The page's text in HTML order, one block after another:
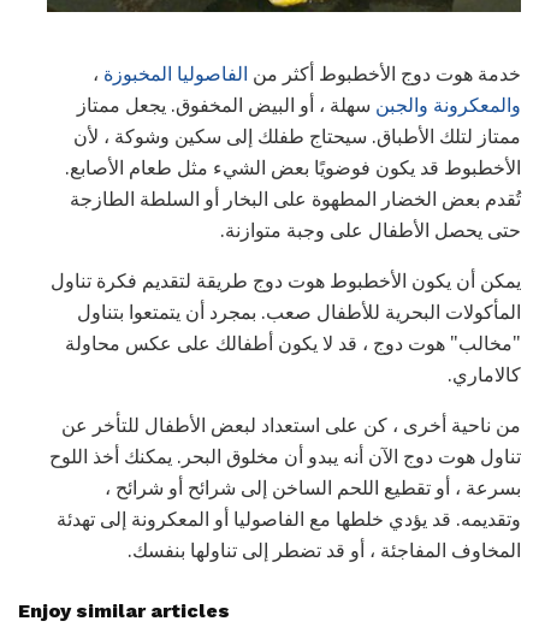
خدمة هوت دوج الأخطبوط أكثر من الفاصوليا المخبوزة ،
والمعكرونة والجبن سهلة ، أو البيض المخفوق. يجعل ممتاز
ممتاز لتلك الأطباق. سيحتاج طفلك إلى سكين وشوكة ، لأن
الأخطبوط قد يكون فوضويًا بعض الشيء مثل طعام الأصابع.
تُقدم بعض الخضار المطهوة على البخار أو السلطة الطازجة
حتى يحصل الأطفال على وجبة متوازنة.
يمكن أن يكون الأخطبوط هوت دوج طريقة لتقديم فكرة تناول
المأكولات البحرية للأطفال صعب. بمجرد أن يتمتعوا بتناول
"مخالب" هوت دوج ، قد لا يكون أطفالك على عكس محاولة
كالاماري.
من ناحية أخرى ، كن على استعداد لبعض الأطفال للتأخر عن
تناول هوت دوج الآن أنه يبدو أن مخلوق البحر. يمكنك أخذ اللوح
بسرعة ، أو تقطيع اللحم الساخن إلى شرائح أو شرائح ،
وتقديمه. قد يؤدي خلطها مع الفاصوليا أو المعكرونة إلى تهدئة
المخاوف المفاجئة ، أو قد تضطر إلى تناولها بنفسك.
Enjoy similar articles